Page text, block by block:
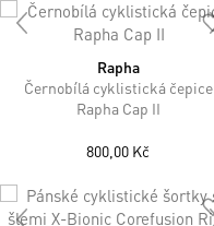
Rapha
Černobílá cyklistická čepice
Rapha Cap II
800,00 Kč